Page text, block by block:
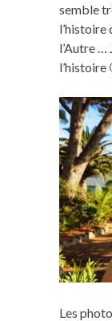
semble
l’histoire
l’Autre …
l’histoire
Les